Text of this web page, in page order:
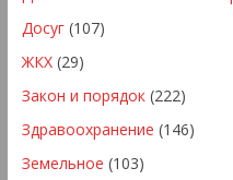
Досуг(107)
ЖКХ(29)
Закон и порядок(222)
Здравоохранение (146)
Земельное (103)